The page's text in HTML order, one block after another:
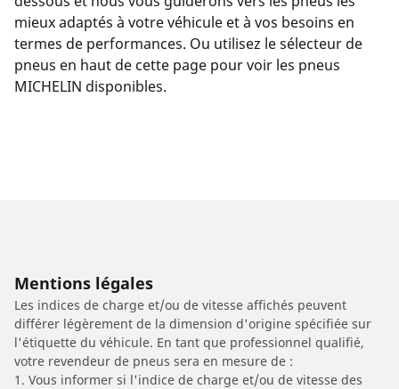
mieux adaptés à votre véhicule et à vos besoins en
termes de performances. Ou utilisez le sélecteur de
pneus en haut de cette page pour voir les pneus
MICHELIN disponibles.
Mentions légales
Les indices de charge et/ou de vitesse affichés peuvent
différer légèrement de la dimension d'origine spécifiée sur
l'étiquette du véhicule. En tant que professionnel qualifié,
votre revendeur de pneus sera en mesure de :
1. Vous informer si l'indice de charge et/ou de vitesse des